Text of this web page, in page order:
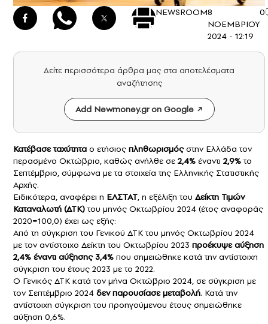
NEWSROOM8
ΝΟΕΜΒΡΙΟΥ
2024 - 12:19
0
Δείτε περισσότερα άρθρα μας στα αποτελέσματα
αναζήτησης
Add Newmoney.gr on Google
Κατέβασε ταχύτητα ο ετήσιος πληθωρισμόςστην Ελλάδα τον
περασμένο Οκτώβριο, καθώς ανήλθε σε 2,4% έναντι 2,9%το
Σεπτέμβριο, σύμφωνα με τα στοιχεία της Ελληνικής Στατιστικής
Αρχής.
Ειδικότερα, αναφέρει η ΕΛΣΤΑΤ, η εξέλιξη του Δείκτη Τιμών
Καταναλωτή (ΔΤΚ)του μηνός Οκτωβρίου 2024 (έτος αναφοράς
2020=100,0) έχει ως εξής:
Από τη σύγκριση του Γενικού ΔΤΚ του μηνός Οκτωβρίου 2024
με τον αντίστοιχο Δείκτη του Οκτωβρίου 2023 προέκυψε αύξηση
2,4% έναντι αύξησης 3,4% που σημειώθηκε κατά την αντίστοιχη
σύγκριση του έτους 2023 με το 2022.
Ο Γενικός ΔΤΚ κατά τον μήνα Οκτώβριο 2024, σε σύγκριση με
τον Σεπτέμβριο 2024 δεν παρουσίασε μεταβολή. Κατά την
αντίστοιχη σύγκριση του προηγούμενου έτους σημειώθηκε
αύξηση 0,6%.